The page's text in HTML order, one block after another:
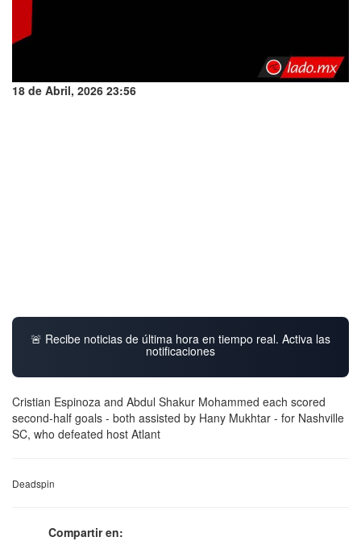
18 de Abril, 2026 23:56
🚨 Recibe noticias de última hora en tiempo real. Activa las
notificaciones
Cristian Espinoza and Abdul Shakur Mohammed each scored
second-half goals - both assisted by Hany Mukhtar - for Nashville
SC, who defeated host Atlant
Deadspin
Compartir en: